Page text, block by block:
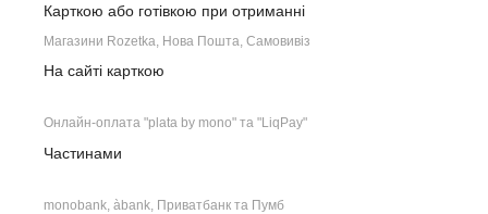
Карткою або готівкою при отриманні
Магазини Rozetka, Нова Пошта, Самовивіз
На сайті карткою
Онлайн-оплата "plata by mono" та "LiqPay"
Частинами
monobank, àbank, Приватбанк та Пумб